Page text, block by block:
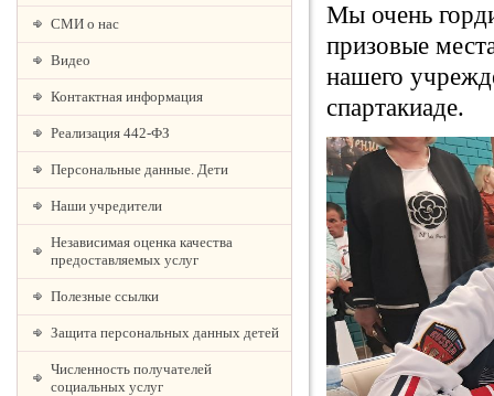
СМИ о нас
Видео
Контактная информация
Реализация 442-ФЗ
Персональные данные. Дети
Наши учредители
Независимая оценка качества
предоставляемых услуг
Полезные ссылки
Защита персональных данных детей
Численность получателей
социальных услуг
Мы очень
призовые
нашего
спартакиаде.